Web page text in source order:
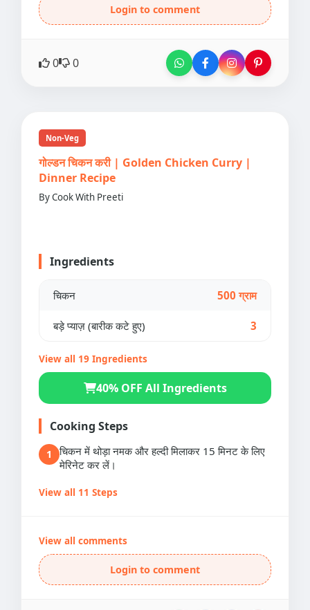
Login to comment
0 0
Non-Veg
गोल्डन चिकन करी | Golden Chicken Curry |
Dinner Recipe
By Cook With Preeti
Ingredients
चिकन 500 ग्राम
बड़े प्याज़ (बारीक कटे हुए) 3
View all 19 Ingredients
40% OFF All Ingredients
Cooking Steps
1
चिकन में थोड़ा नमक और हल्दी मिलाकर 15 मिनट के लिए
मेरिनेट कर लें।
View all 11 Steps
View all comments
Login to comment